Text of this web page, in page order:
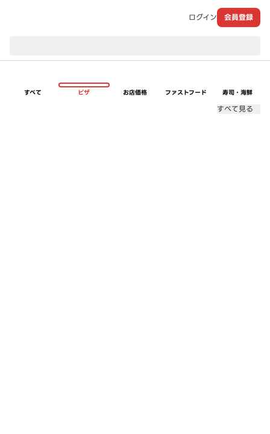
ログイン 会員登録
すべて ピザ お店価格 ファストフード 寿司・海鮮
すべて見る